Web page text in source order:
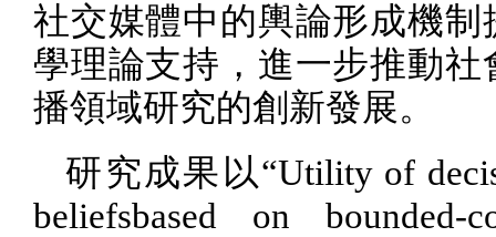
社交媒體中的輿論形成機制
學理論支持，進一步推動社
播領域研究的創新發展。
研究成果以“Utility of
beliefsbased on bounded-